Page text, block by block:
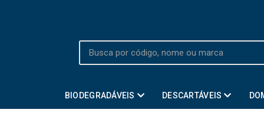
BIODEGRADÁVEIS DESCARTÁVEIS